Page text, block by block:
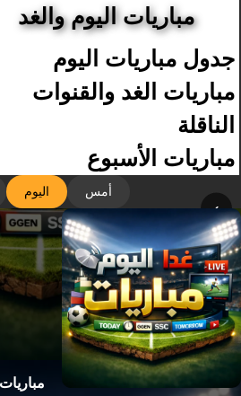
مباريات اليوم والغد
جدول مباريات اليوم
مباريات الغد والقنوات
الناقلة
مباريات الأسبوع
أمس اليوم
›